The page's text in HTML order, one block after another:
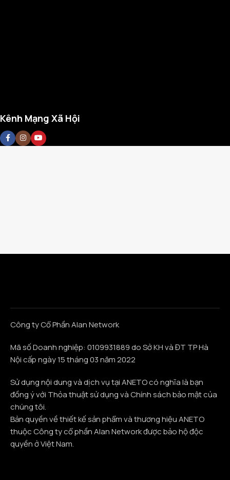
Kênh Mạng Xã Hội
Công ty Cổ Phần Alan Network
Mã số Doanh nghiệp: 0109931889 do Sở KH và ĐT TP Hà
Nội cấp ngày 15 tháng 03 năm 2022
Sử dụng nội dung và dịch vụ tại ANETO có nghĩa là bạn
đồng ý với Thỏa thuật sử dụng và Chính sách bảo mật của
chúng tôi.
Bản quyền về thiết kế sản phẩm và thương hiệu ANETO
thuộc Công ty cổ phần Alan Network được bảo hộ độc
quyền ở Việt Nam.